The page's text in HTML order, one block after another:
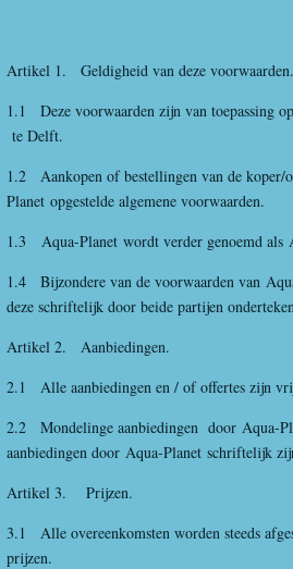
Artikel 1. Geldigheid van deze voorwaarden.
1.1 Deze voorwaarden zijn van toepassing
te Delft.
1.2 Aankopen of bestellingen van de koper/
Planet opgestelde algemene voorwaarden.
1.3
Aqua-Planet wordt verder genoemd als
1.4 Bijzondere van de voorwaarden van
deze schriftelijk door beide partijen
Artikel 2. Aanbiedingen.
2.1 Alle aanbiedingen en / of offertes zijn
2.2 Mondelinge aanbiedingen door Aqua-
aanbiedingen door Aqua-Planet schriftelijk
Artikel 3. Prijzen.
3.1 Alle overeenkomsten worden steeds
prijzen.